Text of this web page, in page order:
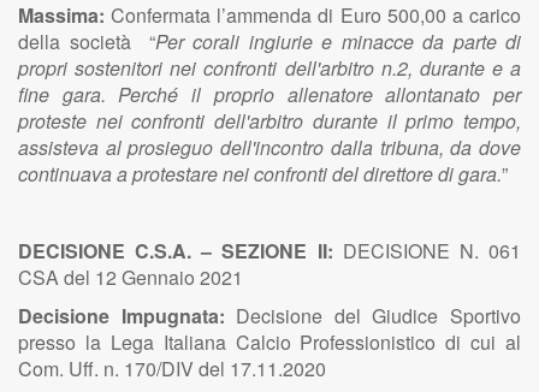
Massima:Confermata l’ammenda di Euro 500,00 a carico
della società “Per corali ingiurie e minacce da parte di
propri sostenitori nei confronti dell'arbitro n.2, durante e a
fine gara. Perché il proprio allenatore allontanato per
proteste nei confronti dell'arbitro durante il primo tempo,
assisteva al prosieguo dell'incontro dalla tribuna, da dove
continuava a protestare nei confronti del direttore di gara.”
DECISIONE C.S.A. – SEZIONE II: DECISIONE N. 061
CSA del 12 Gennaio 2021
Decisione Impugnata: Decisione del Giudice Sportivo
presso la Lega Italiana Calcio Professionistico di cui al
Com. Uff. n. 170/DIV del 17.11.2020